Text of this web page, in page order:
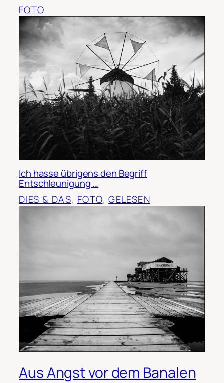
FOTO
Ich hasse übrigens den Begriff
Entschleunigung …
DIES & DAS, FOTO, GELESEN
Aus Angst vor dem Banalen